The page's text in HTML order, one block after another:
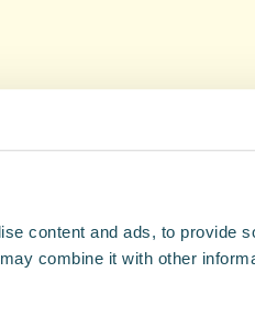
content and ads, to provide
combine it with other